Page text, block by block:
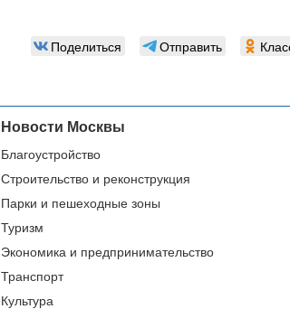
Поделиться Отправить
Новости Москвы
Благоустройство
Строительство и реконструкция
Парки и пешеходные зоны
Туризм
Экономика и предпринимательство
Транспорт
Культура